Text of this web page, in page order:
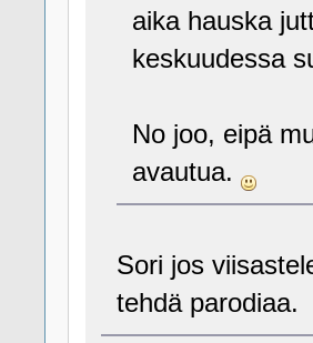
aika hauska
keskuudessa
No joo, eipä
avautua.
Sori jos
tehdä parodiaa.